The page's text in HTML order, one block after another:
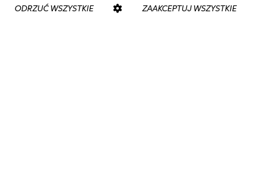
ODRZUĆ WSZYSTKIE ZAAKCEPTUJ WSZYSTKIE